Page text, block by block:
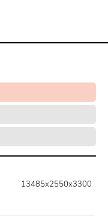
13485х2550х3300